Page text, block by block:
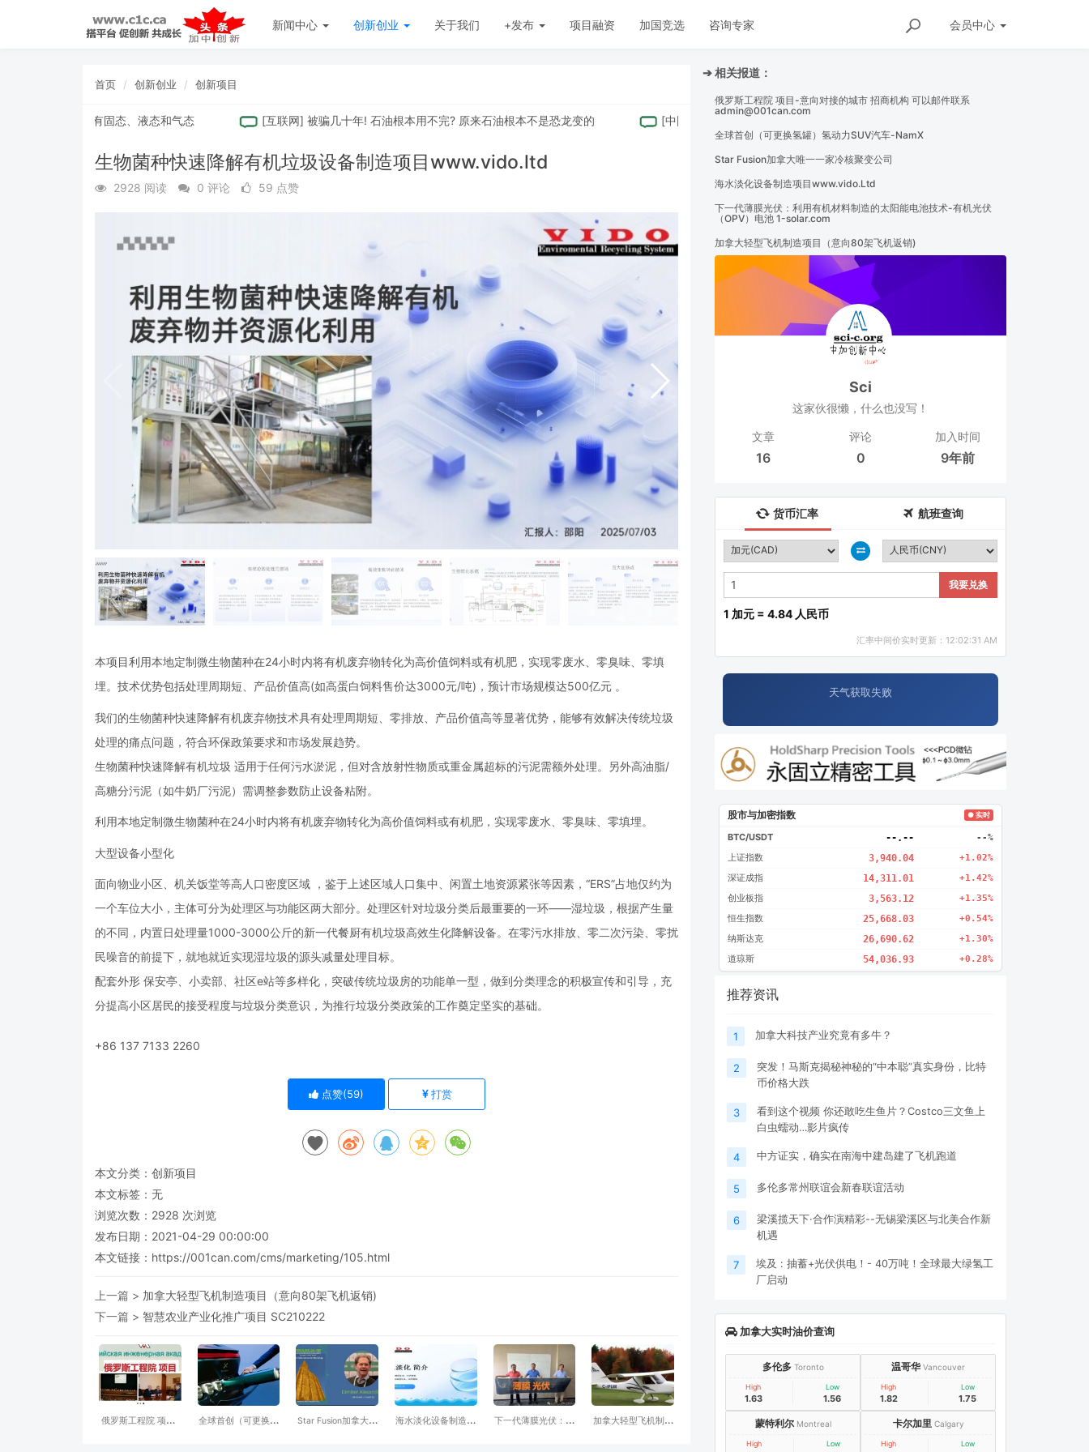
会员中心
新闻中心 创新创业 关于我们 +发布 项目融资 加国竞选 咨询专家
首页 创新创业 创新项目
来水并非只有固态、液态和气态 [互联网] 被骗几十年! 石油根本用不完? 原来石油根本不是恐龙变的 [中国] 又续约20年，通用把美国以外的世界交给上汽通用- 别克昂科威2026款将在美国停
生物菌种快速降解有机垃圾设备制造项目www.vido.ltd
2928 阅读 0 评论 59 点赞
本项目利用本地定制微生物菌种在24小时内将有机废弃物转化为高价值饲料或有机肥，实现零废水、零臭味、零填
埋。技术优势包括处理周期短、产品价值高(如高蛋白饲料售价达3000元/吨)，预计市场规模达500亿元 。
我们的生物菌种快速降解有机废弃物技术具有处理周期短、零排放、产品价值高等显著优势，能够有效解决传统垃圾
处理的痛点问题，符合环保政策要求和市场发展趋势。
生物菌种快速降解有机垃圾 适用于任何污水淤泥，但对含放射性物质或重金属超标的污泥需额外处理。另外高油脂/
高糖分污泥（如牛奶厂污泥）需调整参数防止设备粘附。
利用本地定制微生物菌种在24小时内将有机废弃物转化为高价值饲料或有机肥，实现零废水、零臭味、零填埋。
大型设备小型化
面向物业小区、机关饭堂等高人口密度区域 ，鉴于上述区域人口集中、闲置土地资源紧张等因素，“ERS”占地仅约为
一个车位大小，主体可分为处理区与功能区两大部分。处理区针对垃圾分类后最重要的一环——湿垃圾，根据产生量
的不同，内置日处理量1000-3000公斤的新一代餐厨有机垃圾高效生化降解设备。在零污水排放、零二次污染、零扰
民噪音的前提下，就地就近实现湿垃圾的源头减量处理目标。
配套外形 保安亭、小卖部、社区e站等多样化，突破传统垃圾房的功能单一型，做到分类理念的积极宣传和引导，充
分提高小区居民的接受程度与垃圾分类意识，为推行垃圾分类政策的工作奠定坚实的基础。
+86 137 7133 2260
点赞(59) 打赏
本文分类： 创新项目
本文标签：无
浏览次数： 2928 次浏览
发布日期：2021-04-29 00:00:00
本文链接： https://001can.com/cms/marketing/105.html
上一篇 > 加拿大轻型飞机制造项目（意向80架飞机返销)
下一篇 > 智慧农业产业化推广项目 SC210222
俄罗斯工程院 项目-
全球首创（可更换氢
Star Fusion加拿大唯
海水淡化设备制造项
下一代薄膜光伏：利
加拿大轻型飞机制造
➔ 相关报道：
俄罗斯工程院 项目-意向对接的城市 招商机构 可以邮件联系
admin@001can.com
全球首创（可更换氢罐）氢动力SUV汽车-NamX
Star Fusion加拿大唯一一家冷核聚变公司
海水淡化设备制造项目www.vido.Ltd
下一代薄膜光伏：利用有机材料制造的太阳能电池技术-有机光伏
（OPV）电池 1-solar.com
加拿大轻型飞机制造项目（意向80架飞机返销)
Sci
这家伙很懒，什么也没写！
文章
16
评论
0
加入时间
9年前
货币汇率 航班查询
我要兑换
1 加元 = 4.84 人民币
汇率中间价实时更新：12:02:31 AM
天气获取失败
股市与加密指数 ● 实时
BTC/USDT --.-- --%
上证指数 3,940.04 +1.02%
深证成指 14,311.01 +1.42%
创业板指 3,563.12 +1.35%
恒生指数 25,668.03 +0.54%
纳斯达克 26,690.62 +1.30%
道琼斯 54,036.93 +0.28%
推荐资讯
1 加拿大科技产业究竟有多牛？
2
突发！马斯克揭秘神秘的“中本聪”真实身份，比特
币价格大跌
3
看到这个视频 你还敢吃生鱼片？Costco三文鱼上
白虫蠕动…影片疯传
4 中方证实，确实在南海中建岛建了飞机跑道
5 多伦多常州联谊会新春联谊活动
6
梁溪揽天下·合作演精彩--无锡梁溪区与北美合作新
机遇
7
埃及 : 抽蓄+光伏供电！- 40万吨！全球最大绿氢工
厂启动
加拿大实时油价查询
多伦多 Toronto
High
1.63
Low
1.56
温哥华 Vancouver
High
1.82
Low
1.75
蒙特利尔 Montreal
High Low
卡尔加里 Calgary
High Low